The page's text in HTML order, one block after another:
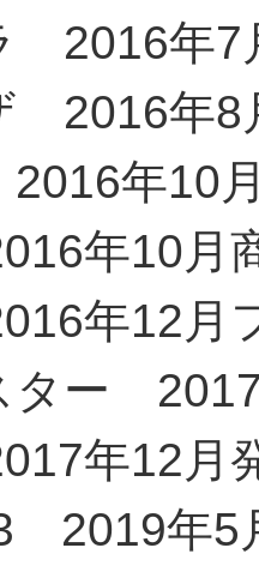
2016年7
2016年8
年10
年10月
年12月
ター
年12月
2019年5